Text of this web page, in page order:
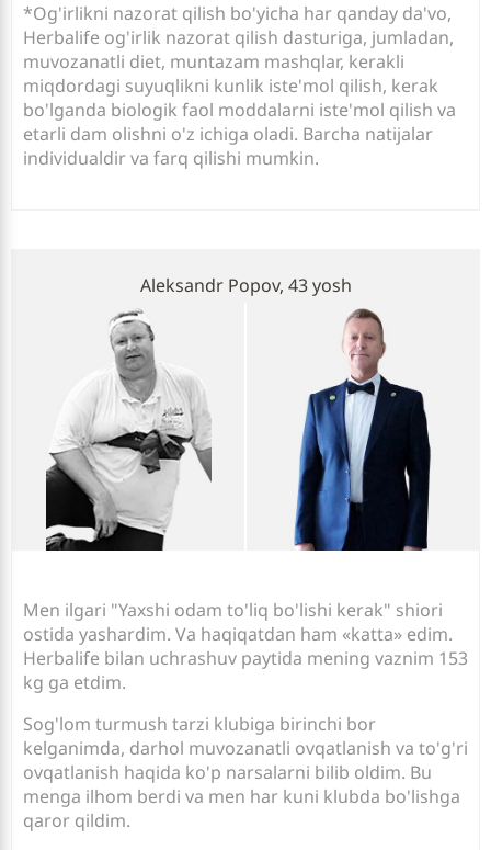
*Og'irlikni nazorat qilish bo'yicha har qanday da'vo,
Herbalife og'irlik nazorat qilish dasturiga, jumladan,
muvozanatli diet, muntazam mashqlar, kerakli
miqdordagi suyuqlikni kunlik iste'mol qilish, kerak
bo'lganda biologik faol moddalarni iste'mol qilish va
etarli dam olishni o'z ichiga oladi. Barcha natijalar
individualdir va farq qilishi mumkin.
Aleksandr Popov, 43 yosh
Men ilgari "Yaxshi odam to'liq bo'lishi kerak" shiori
ostida yashardim. Va haqiqatdan ham «katta» edim.
Herbalife bilan uchrashuv paytida mening vaznim 153
kg ga etdim.
Sog'lom turmush tarzi klubiga birinchi bor
kelganimda, darhol muvozanatli ovqatlanish va to'g'ri
ovqatlanish haqida ko'p narsalarni bilib oldim. Bu
menga ilhom berdi va men har kuni klubda bo'lishga
qaror qildim.